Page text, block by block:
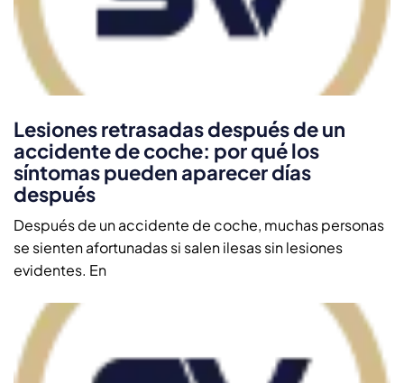
Lesiones retrasadas después de un
accidente de coche: por qué los
síntomas pueden aparecer días
después
Después de un accidente de coche, muchas personas
se sienten afortunadas si salen ilesas sin lesiones
evidentes. En